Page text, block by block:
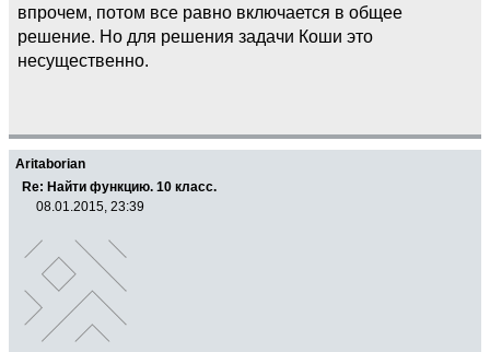
впрочем, потом все равно включается в общее
решение. Но для решения задачи Коши это
несущественно.
Aritaborian
Re: Найти функцию. 10 класс.
08.01.2015, 23:39